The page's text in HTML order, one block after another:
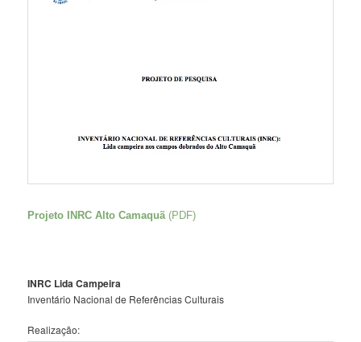
Projeto INRC Alto Camaquã(PDF)
INRC Lida Campeira
Inventário Nacional de Referências Culturais
Realização: